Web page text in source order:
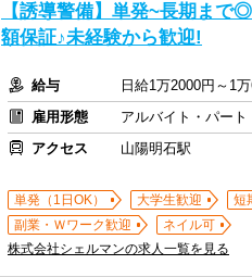
【誘導警備】単発~長期ま
額保証♪未経験から歓迎!
給与
日給1万2000円～1
雇用形態
アルバイト・パート
アクセス
山陽明石駅
単発（1日OK） 大学生歓迎
短
副業・Ｗワーク歓迎
ネイル可
株式会社シェルマンの求人一覧を見る